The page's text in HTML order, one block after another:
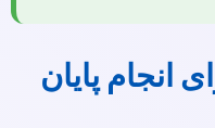
انجام پایان